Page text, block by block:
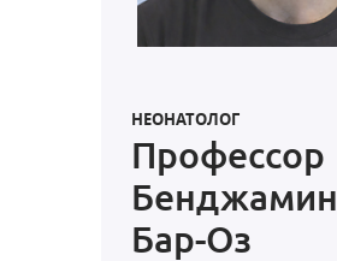
НЕОНАТОЛОГ
Профессор
Бенджамин
Бар-Оз